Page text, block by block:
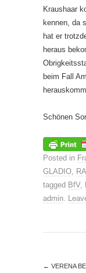
Kraushaar
kennen, da
hat er
heraus
beim Fall
Schönen
Posted in
GLADIO,
tagged BfV,
admin.
← VERENA